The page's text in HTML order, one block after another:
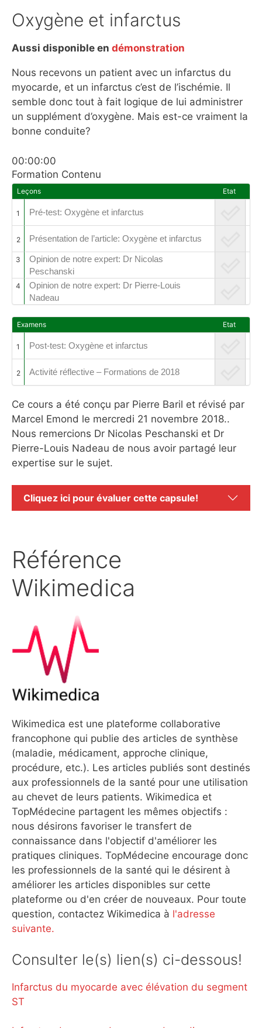
Oxygène et infarctus
Aussi disponible en démonstration
Nous recevons un patient avec un infarctus du
myocarde, et un infarctus c’est de l’ischémie. Il
semble donc tout à fait logique de lui administrer
un supplément d’oxygène. Mais est-ce vraiment la
bonne conduite?
00:00:00
Formation Contenu
Leçons Etat
1 Pré-test: Oxygène et infarctus
2 Présentation de l’article: Oxygène et infarctus
3
Opinion de notre expert: Dr Nicolas
Peschanski
4
Opinion de notre expert: Dr Pierre-Louis
Nadeau
Examens Etat
1 Post-test: Oxygène et infarctus
2 Activité réflective – Formations de 2018
Ce cours a été conçu par Pierre Baril et révisé par
Marcel Emond le mercredi 21 novembre 2018..
Nous remercions Dr Nicolas Peschanski et Dr
Pierre-Louis Nadeau de nous avoir partagé leur
expertise sur le sujet.
Cliquez ici pour évaluer cette capsule!
Référence
Wikimedica
Wikimedica est une plateforme collaborative
francophone qui publie des articles de synthèse
(maladie, médicament, approche clinique,
procédure, etc.). Les articles publiés sont destinés
aux professionnels de la santé pour une utilisation
au chevet de leurs patients. Wikimedica et
TopMédecine partagent les mêmes objectifs :
nous désirons favoriser le transfert de
connaissance dans l'objectif d'améliorer les
pratiques cliniques. TopMédecine encourage donc
les professionnels de la santé qui le désirent à
améliorer les articles disponibles sur cette
plateforme ou d'en créer de nouveaux. Pour toute
question, contactez Wikimedica à l'adresse
suivante.
Consulter le(s) lien(s) ci-dessous!
Infarctus du myocarde avec élévation du segment
ST